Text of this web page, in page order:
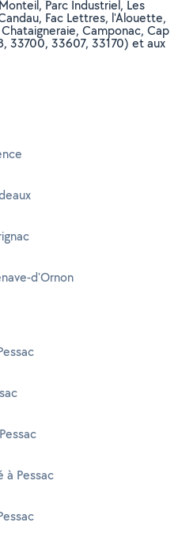
Parc Industriel, Les
Fac Lettres, l'Alouette,
Camponac, Cap
33700, 33607, 33170) et aux
d'Ornon
à Pessac